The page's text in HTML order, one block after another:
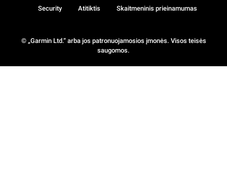
© „Garmin Ltd.“ arba jos patronuojamosios įmonės. Visos teisės
saugomos.
Security Atitiktis Skaitmeninis prieinamumas